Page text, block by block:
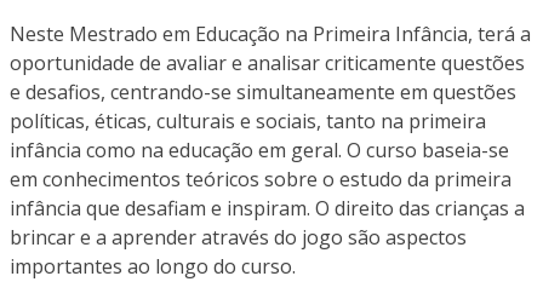
Neste Mestrado em Educação na Primeira Infância, terá a
oportunidade de avaliar e analisar criticamente questões
e desafios, centrando-se simultaneamente em questões
políticas, éticas, culturais e sociais, tanto na primeira
infância como na educação em geral. O curso baseia-se
em conhecimentos teóricos sobre o estudo da primeira
infância que desafiam e inspiram. O direito das crianças a
brincar e a aprender através do jogo são aspectos
importantes ao longo do curso.